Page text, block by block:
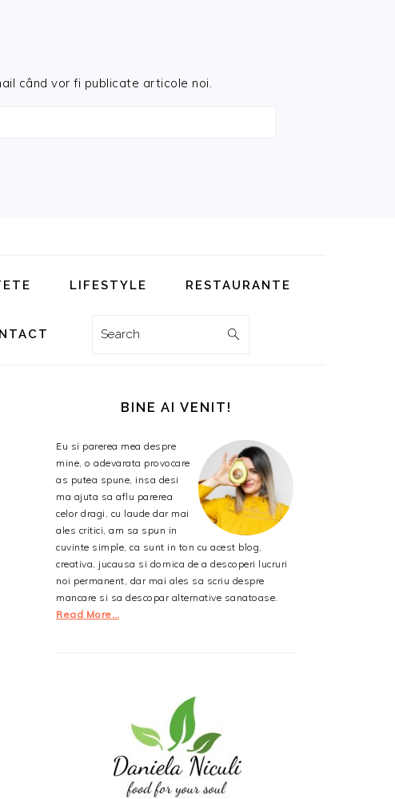
când vor fi publicate articole noi.
LIFESTYLE RESTAURANTE
Search
PRINCIPALĂBINE AI VENIT!
Eu si parerea mea despre
mine, o adevarata provocare
as putea spune, insa desi
ma ajuta sa aflu parerea
celor dragi, cu laude dar mai
ales critici, am sa spun in
cuvinte simple, ca sunt in ton cu acest blog,
creativa, jucausa si dornica de a descoperi lucruri
noi permanent, dar mai ales sa scriu despre
mancare si sa descopar alternative sanatoase.
Read More…